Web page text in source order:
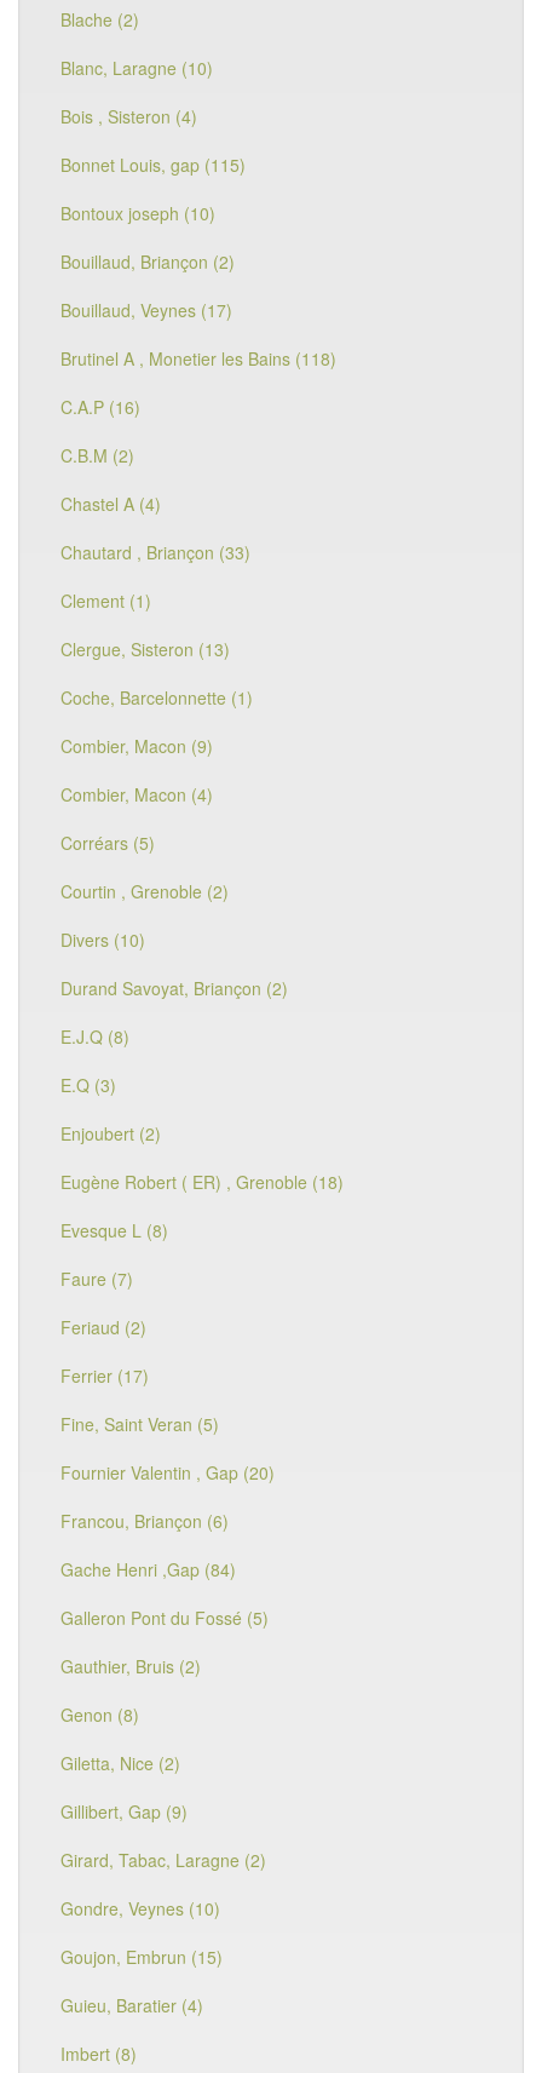
Blache (2)
Blanc, Laragne (10)
Bois , Sisteron (4)
Bonnet Louis, gap (115)
Bontoux joseph (10)
Bouillaud, Briançon (2)
Bouillaud, Veynes (17)
Brutinel A , Monetier les Bains (118)
C.A.P (16)
C.B.M (2)
Chastel A (4)
Chautard , Briançon (33)
Clement (1)
Clergue, Sisteron (13)
Coche, Barcelonnette (1)
Combier, Macon (9)
Combier, Macon (4)
Corréars (5)
Courtin , Grenoble (2)
Divers (10)
Durand Savoyat, Briançon (2)
E.J.Q (8)
E.Q (3)
Enjoubert (2)
Eugène Robert ( ER) , Grenoble (18)
Evesque L (8)
Faure (7)
Feriaud (2)
Ferrier (17)
Fine, Saint Veran (5)
Fournier Valentin , Gap (20)
Francou, Briançon (6)
Gache Henri ,Gap (84)
Galleron Pont du Fossé (5)
Gauthier, Bruis (2)
Genon (8)
Giletta, Nice (2)
Gillibert, Gap (9)
Girard, Tabac, Laragne (2)
Gondre, Veynes (10)
Goujon, Embrun (15)
Guieu, Baratier (4)
Imbert (8)